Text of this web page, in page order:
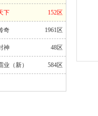
下 152区
奇 1961区
神 48区
业（新） 584区